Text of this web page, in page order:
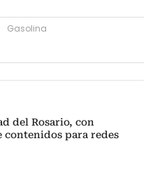
Gasolina
del Rosario, con
contenidos para redes